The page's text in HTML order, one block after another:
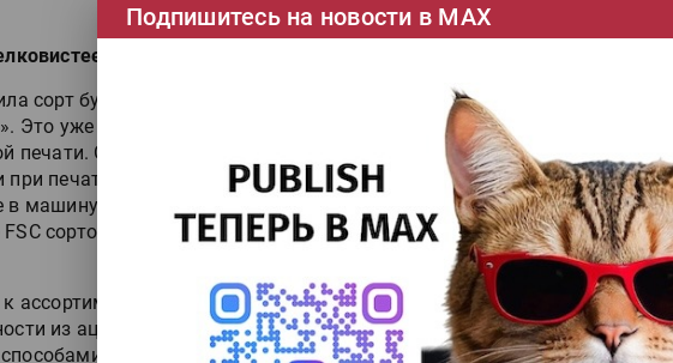
сорт бумаги Jetlaser с увеличенной белизной для
Это уже 7-е поколение многофункциональной бумаги
печати. Обновлённый сорт отличается повышенным
при печати, сохраняя прежнюю стабильность и
в машину. Для всей линейки Jetlaser — стандартных и
сортов — предложена разновидность с повышенной
ассортиментной линейке материалов для текстильных этикеток три
из ацетатного шёлка. Материалы Silk Acetate White совместимы со
печати и ориентированы на создание этикеток для товаров
Подпишитесь на новости в МАХ